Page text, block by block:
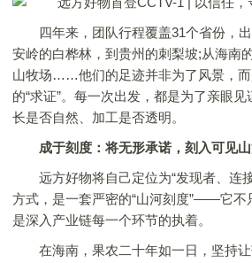
四年来，团队行程覆盖31个省份，出
安岭的白桦林，到贵州的刺梨坡;从海南
山牧场……他们的足迹并非为了风景，
的“求证”。每一次出发，都是为了亲眼
长是否自然、加工是否透明。
成于刻度：将无形承诺，刻入可见
远方好物将自己定位为“发现者、连
方式，是一套严密的“山河刻度”——它不
是深入产业链每一个环节的执着。
在海南，果农二十年如一日，坚持让